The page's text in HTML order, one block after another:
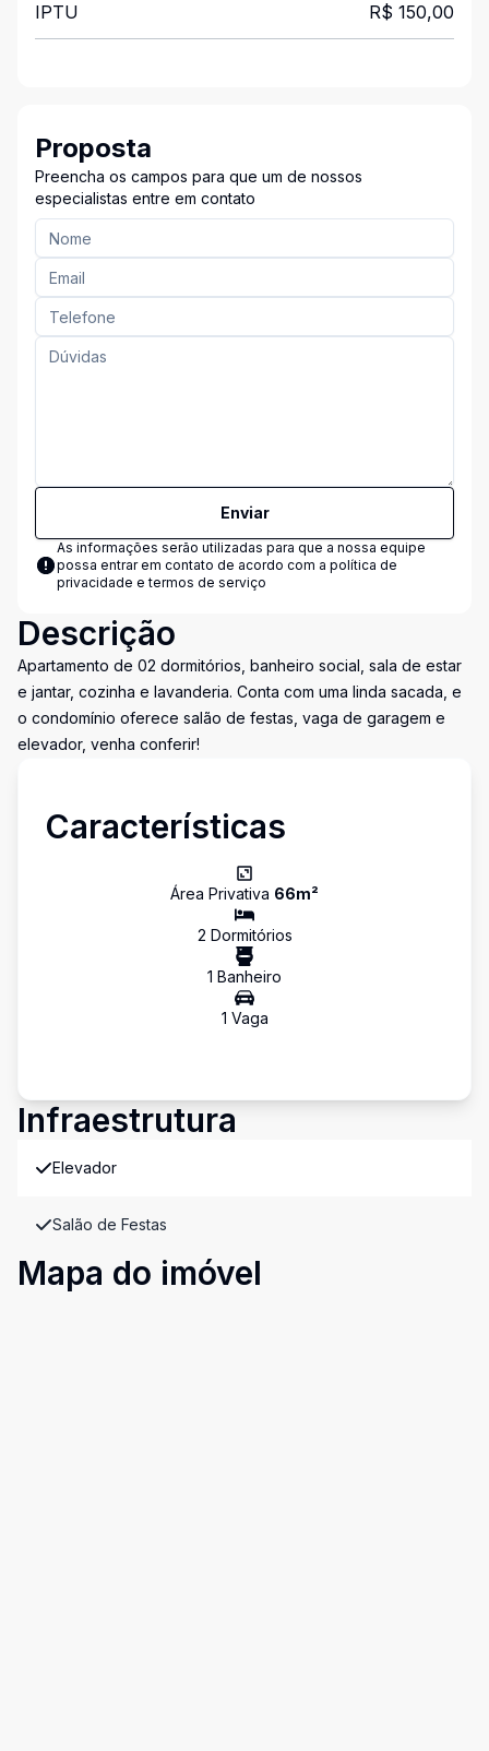
IPTU R$ 150,00
Proposta
Preencha os campos para que um de nossos
especialistas entre em contato
Enviar
As informações serão utilizadas para que a nossa equipe
possa entrar em contato de acordo com a política de
privacidade e termos de serviço
Descrição
Apartamento de 02 dormitórios, banheiro social, sala de estar
e jantar, cozinha e lavanderia. Conta com uma linda sacada, e
o condomínio oferece salão de festas, vaga de garagem e
elevador, venha conferir!
Características
Área Privativa 66m²
2 Dormitórios
1 Banheiro
1 Vaga
Infraestrutura
Elevador
Salão de Festas
Mapa do imóvel